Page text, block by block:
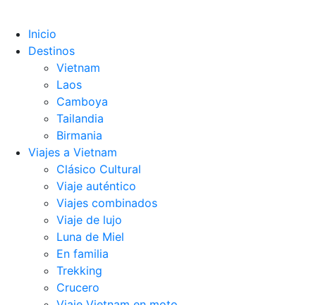
Inicio
Destinos
Vietnam
Laos
Camboya
Tailandia
Birmania
Viajes a Vietnam
Clásico Cultural
Viaje auténtico
Viajes combinados
Viaje de lujo
Luna de Miel
En familia
Trekking
Crucero